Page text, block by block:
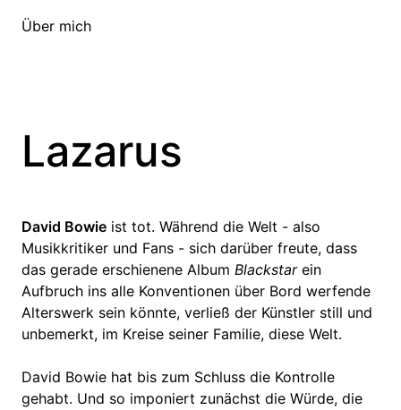
Über mich
Lazarus
David Bowie ist tot. Während die Welt - also
Musikkritiker und Fans - sich darüber freute, dass
das gerade erschienene Album Blackstarein
Aufbruch ins alle Konventionen über Bord werfende
Alterswerk sein könnte, verließ der Künstler still und
unbemerkt, im Kreise seiner Familie, diese Welt.
David Bowie hat bis zum Schluss die Kontrolle
gehabt. Und so imponiert zunächst die Würde, die